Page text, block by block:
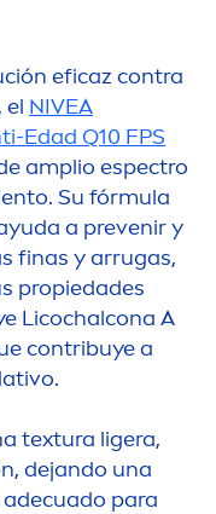
eficaz contra
el NIVEA
Edad Q10 FPS
amplio espectro
Su fórmula
a prevenir y
finas y arrugas,
propiedades
Licochalcona A
contribuye a
textura ligera,
dejando una
adecuado para